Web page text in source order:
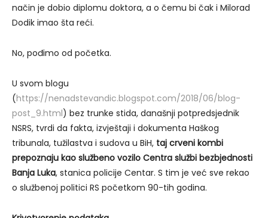
način je dobio diplomu doktora, a o čemu bi čak i Milorad
Dodik imao šta reći.
No, pođimo od početka.
U svom blogu
(https://nenadstevandic.blogspot.com/2018/06/blog-
post_9.html) bez trunke stida, današnji potpredsjednik
NSRS, tvrdi da fakta, izvještaji i dokumenta Haškog
tribunala, tužilastva i sudova u BiH, taj crveni kombi
prepoznaju kao službeno vozilo Centra službi bezbjednosti
Banja Luka, stanica policije Centar. S tim je već sve rekao
o službenoj politici RS početkom 90-tih godina.